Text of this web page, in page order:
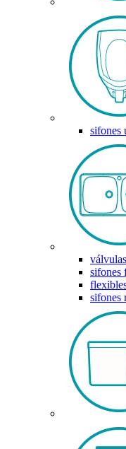
sifones
sifones
sifones